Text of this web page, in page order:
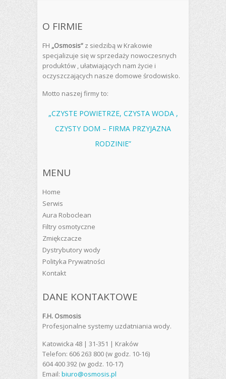
O FIRMIE
FH „Osmosis” z siedzibą w Krakowie
specjalizuje się w sprzedaży nowoczesnych
produktów , ułatwiających nam życie i
oczyszczających nasze domowe środowisko.
Motto naszej firmy to:
„CZYSTE POWIETRZE, CZYSTA WODA ,
CZYSTY DOM – FIRMA PRZYJAZNA
RODZINIE”
MENU
Home
Serwis
Aura Roboclean
Filtry osmotyczne
Zmiękczacze
Dystrybutory wody
Polityka Prywatności
Kontakt
DANE KONTAKTOWE
F.H. Osmosis
Profesjonalne systemy uzdatniania wody.
Katowicka 48 | 31-351 | Kraków
Telefon: 606 263 800 (w godz. 10-16)
604 400 392 (w godz. 10-17)
Email: biuro@osmosis.pl